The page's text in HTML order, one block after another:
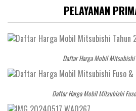
PELAYANAN
Daftar Harga Mobil
Daftar Harga Mobil Mitsubishi